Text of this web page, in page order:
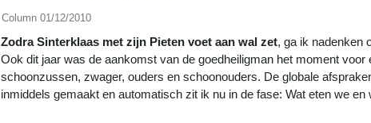
Column 01/12/2010
Zodra Sinterklaas met zijn Pieten voet aan wal zet, ga ik nadenken
Ook dit jaar was de aankomst van de goedheiligman het moment voor
schoonzussen, zwager, ouders en schoonouders. De globale
inmiddels gemaakt en automatisch zit ik nu in de fase: Wat eten we en